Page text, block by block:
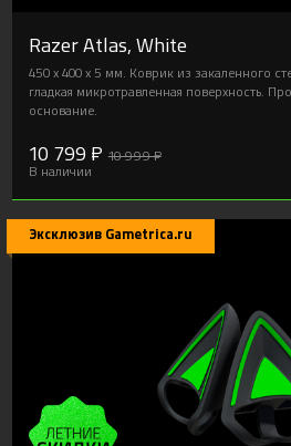
Razer Atlas, White
450 x 400 x 5 мм. Коврик из закаленного
гладкая микротравленная поверхность.
основание.
10 799 ₽ 10 999 ₽
В наличии
Эксклюзив Gametrica.ru